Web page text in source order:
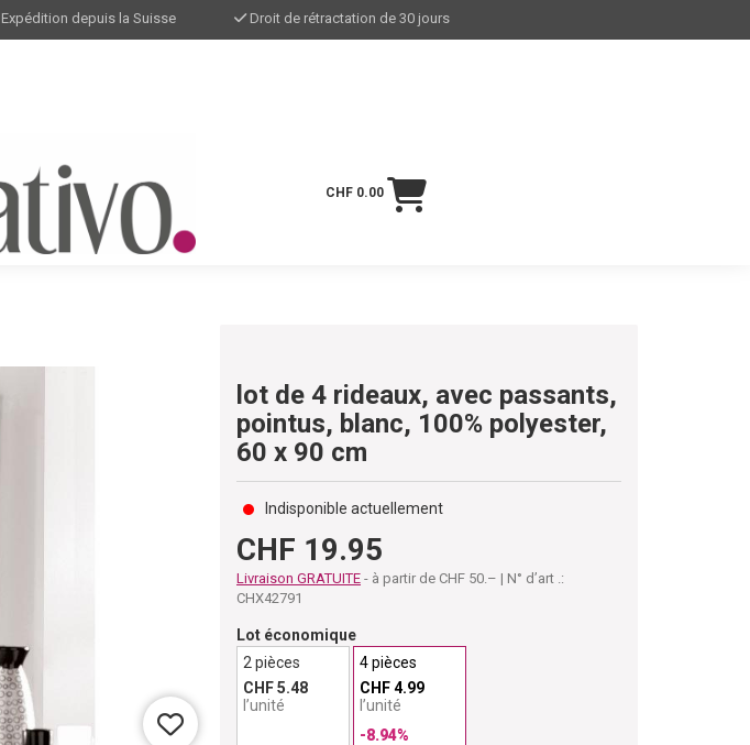
depuis la Suisse Droit de rétractation de 30 jours
CHF 0.00
lot de 4 rideaux, avec passants,
pointus, blanc, 100% polyester,
60 x 90 cm
Indisponible actuellement
CHF 19.95
Livraison GRATUITE - à partir de CHF 50.– | N° d’art .:
CHX42791
Lot économique
2 pièces
CHF 5.48
l’unité
4 pièces
CHF 4.99
l’unité
-8.94%